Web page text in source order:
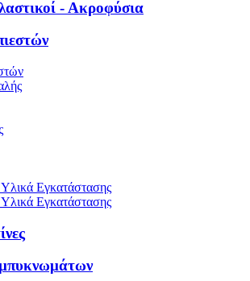
- Ακροφύσια
Εγκατάστασης
Εγκατάστασης